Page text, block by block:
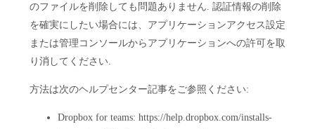
のファイルを削除しても問題ありません. 認証情報の削除
を確実にしたい場合には、アプリケーションアクセス設定
または管理コンソールからアプリケーションへの許可を取
り消してください.
方法は次のヘルプセンター記事をご参照ください:
Dropbox for teams: https://help.dropbox.com/installs-